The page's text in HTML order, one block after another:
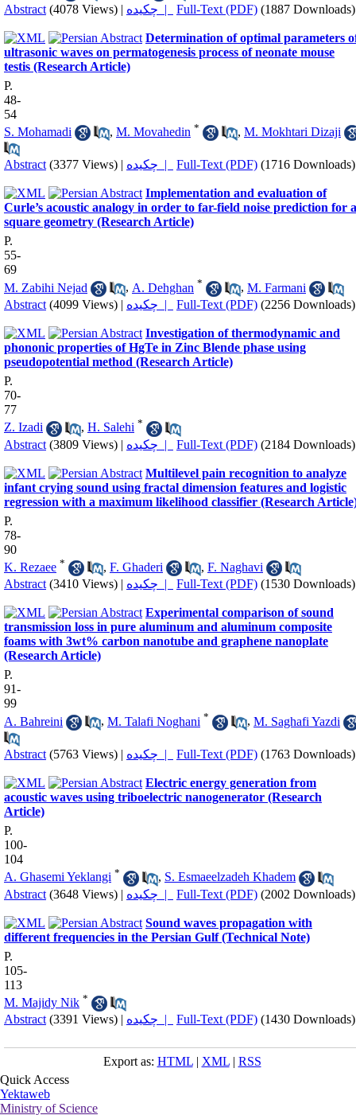
Abstract (4078 Views) | چکیده | Full-Text (PDF) (1887 Downloads)
Determination of optimal parameters
ultrasonic waves on permatogenesis process of neonate mouse
testis (Research Article)
P.
48-
54
S. Mohamadi
, M. Movahedin * , M. Mokhtari Dizaji
Abstract (3377 Views) | چکیده | Full-Text (PDF) (1716 Downloads)
Implementation and evaluation of
Curle’s acoustic analogy in order to far-field noise prediction for a
square geometry (Research Article)
P.
55-
69
M. Zabihi Nejad
, A. Dehghan * , M. Farmani
Abstract (4099 Views) | چکیده | Full-Text (PDF) (2256 Downloads)
Investigation of thermodynamic and
phononic properties of HgTe in Zinc Blende phase using
pseudopotential method (Research Article)
P.
70-
77
Z. Izadi
, H. Salehi *
Abstract (3809 Views) | چکیده | Full-Text (PDF) (2184 Downloads)
Multilevel pain recognition to analyze
infant crying sound using fractal dimension features and logistic
regression with a maximum likelihood classifier (Research
P.
78-
90
K. Rezaee * , F. Ghaderi , F. Naghavi
Abstract (3410 Views) | چکیده | Full-Text (PDF) (1530 Downloads)
Experimental comparison of sound
transmission loss in pure aluminum and aluminum composite
foams with 3wt% carbon nanotube and graphene nanoplate
(Research Article)
P.
91-
99
A. Bahreini
, M. Talafi Noghani * , M. Saghafi Yazdi
Abstract (5763 Views) | چکیده | Full-Text (PDF) (1763 Downloads)
Electric energy generation from
acoustic waves using triboelectric nanogenerator (Research
Article)
P.
100-
104
A. Ghasemi Yeklangi * , S. Esmaeelzadeh Khadem
Abstract (3648 Views) | چکیده | Full-Text (PDF) (2002 Downloads)
Sound waves propagation with
different frequencies in the Persian Gulf (Technical Note)
P.
105-
113
M. Majidy Nik *
Abstract (3391 Views) | چکیده | Full-Text (PDF) (1430 Downloads)
Export as: HTML| XML| RSS
Quick Access
Yektaweb
Ministry of Science